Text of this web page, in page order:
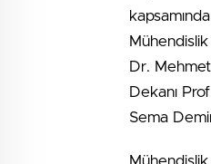
Dr.
Dekanı
Sema